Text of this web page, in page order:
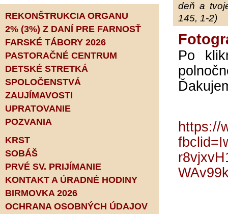
REKONŠTRUKCIA ORGANU
2% (3%) Z DANÍ PRE FARNOSŤ
FARSKÉ TÁBORY 2026
PASTORAČNÉ CENTRUM
DETSKÉ STRETKÁ
SPOLOČENSTVÁ
ZAUJÍMAVOSTI
UPRATOVANIE
POZVANIA
KRST
SOBÁŠ
PRVÉ SV. PRIJÍMANIE
KONTAKT A ÚRADNÉ HODINY
BIRMOVKA 2026
OCHRANA OSOBNÝCH ÚDAJOV
deň a
145, 1-2)
Po
https://